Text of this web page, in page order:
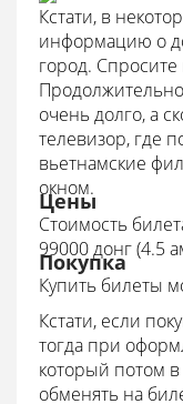
Кстати, в
информацию о
город. Спросите
очень долго, а
телевизор, где
вьетнамские
окном.
Цены
Стоимость
99000 донг (4.5
Покупка
Купить билеты
Кстати, если
тогда при
который потом
обменять на